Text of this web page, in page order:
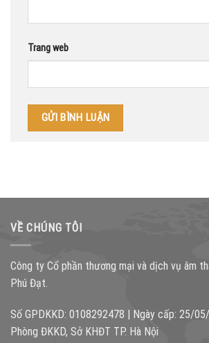
Trang web
VỀ CHÚNG TÔI
Công ty Cổ phần thương mại và dịch vụ âm
Phú Đạt.
Số GPDKKD: 0108292478 | Ngày cấp: 25/
Phòng ĐKKD, Sở KHĐT TP. Hà Nội